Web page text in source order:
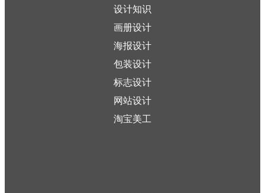
设计知识
画册设计
海报设计
包装设计
标志设计
网站设计
淘宝美工